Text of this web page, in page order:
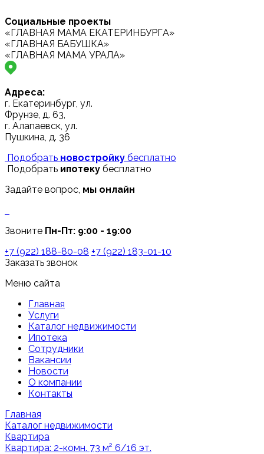
Социальные проекты
«ГЛАВНАЯ МАМА ЕКАТЕРИНБУРГА»
«ГЛАВНАЯ БАБУШКА»
«ГЛАВНАЯ МАМА УРАЛА»
Адреса:
г. Екатеринбург, ул.
Фрунзе, д. 63,
г. Алапаевск, ул.
Пушкина, д. 36
Подобрать новостройку бесплатно
Подобрать ипотеку бесплатно
Задайте вопрос, мы онлайн
Звоните Пн-Пт: 9:00 - 19:00
+7 (922) 188-80-08 +7 (922) 183-01-10
Заказать звонок
Меню сайта
Главная
Услуги
Каталог недвижимости
Ипотека
Сотрудники
Вакансии
Новости
О компании
Контакты
Главная
Каталог недвижимости
Квартира
Квартира: 2-комн. 73 м² 6/16 эт.